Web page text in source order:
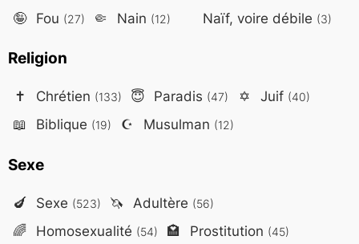
🤪 Fou (27) 🤏 Nain (12) Naïf, voire débile (3)
Religion
✝️ Chrétien (133) 😇 Paradis (47) ✡️ Juif (40)
📖 Biblique (19) ☪️ Musulman (12)
Sexe
🍆 Sexe (523) 🦄 Adultère (56)
🌈 Homosexualité (54) 🏩 Prostitution (45)